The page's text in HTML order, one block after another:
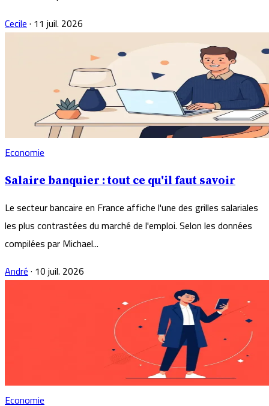
Cecile· 11 juil. 2026
Economie
Salaire banquier : tout ce qu'il faut savoir
Le secteur bancaire en France affiche l'une des grilles salariales
les plus contrastées du marché de l'emploi. Selon les données
compilées par Michael...
André· 10 juil. 2026
Economie